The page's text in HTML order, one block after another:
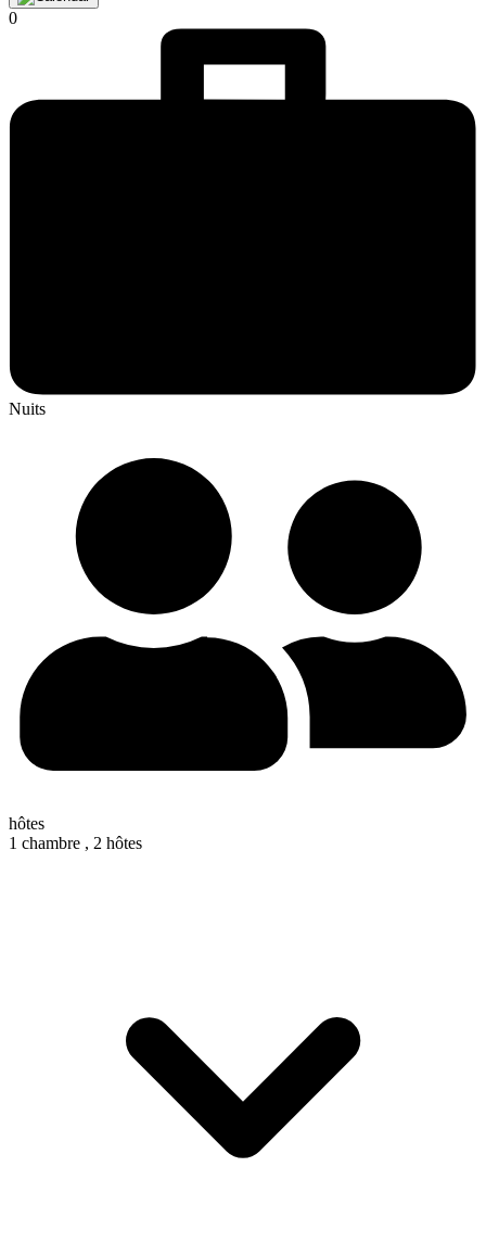
0
Nuits
hôtes
1 chambre , 2 hôtes